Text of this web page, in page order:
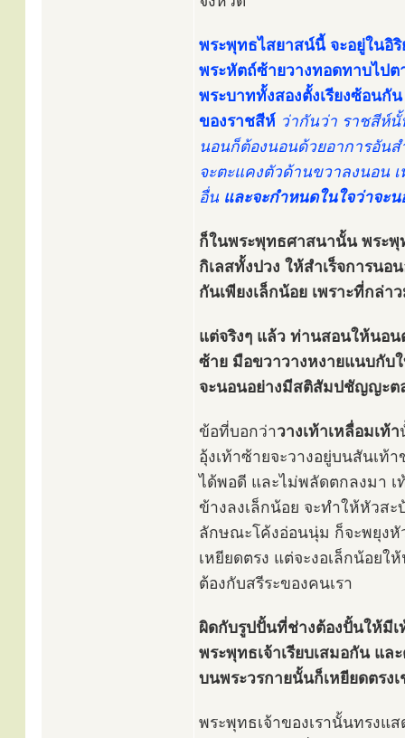
พระพุทธไสยาสน์นี้ จะอยู่ในอิ
พระหัตถ์ซ้ายวางทอดทาบไป
พระบาททั้งสองตั้งเรียงซ้อนกั
ของราชสีห์ ว่ากันว่า ราชสีห์
นอนก็ต้องนอนด้วยอาการอันส
จะตะแคงตัวด้านขวาลงนอน
อื่น และจะกำหนดในใจว่าจ
ก็ในพระพุทธศาสนานั้น พระพุ
กิเลสทั้งปวง ให้สำเร็จการน
กันเพียงเล็กน้อย เพราะที่กล่
แต่จริงๆ แล้ว ท่านสอนให้นอ
ซ้าย มือขวาวางหงายแนบกับ
จะนอนอย่างมีสติสัมปชัญญะต
ข้อที่บอกว่าวางเท้าเหลื่อมเท้า
อุ้งเท้าซ้ายจะวางอยู่บนสันเท้
ได้พอดี และไม่พลัดตกลงมา เ
ข้างลงเล็กน้อย จะทำให้หัวส
ลักษณะโค้งอ่อนนุ่ม ก็จะพยุงหั
เหยียดตรง แต่จะงอเล็กน้อย
ต้องกับสรีระของคนเรา
ผิดกับรูปปั้นที่ช่างต้องปั้นให้มีเ
พระพุทธเจ้าเรียบเสมอกัน แ
บนพระวรกายนั้นก็เหยียดตรง
พระพุทธเจ้าของเรานั้นทรง